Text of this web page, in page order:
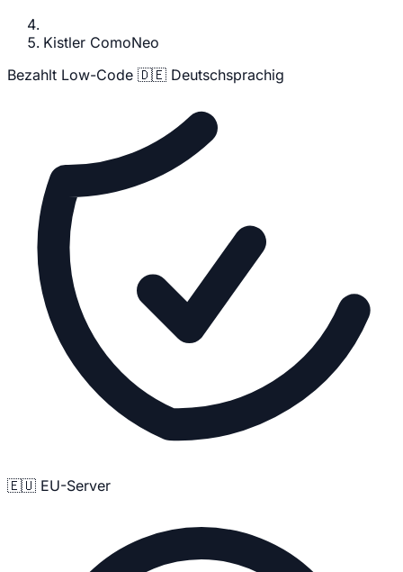
Kistler ComoNeo
Bezahlt Low-Code 🇩🇪 Deutschsprachig
🇪🇺 EU-Server